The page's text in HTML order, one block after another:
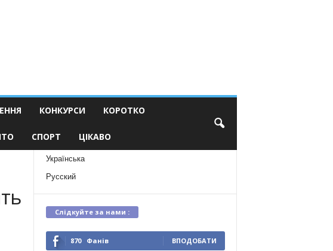
КОНКУРСИ КОРОТКО
СПОРТ ЦІКАВО
Українська
Русский
Слідкуйте за нами :
870 Фанів ВПОДОБАТИ